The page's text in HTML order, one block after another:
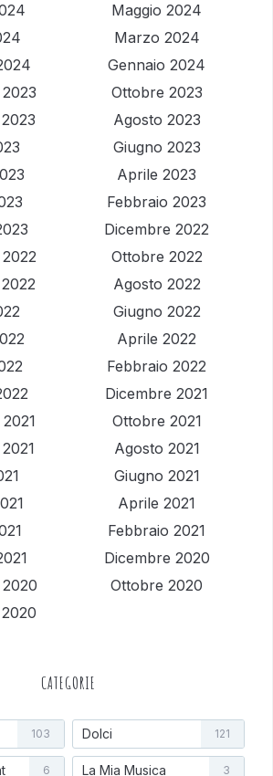
Maggio 2024
Marzo 2024
Gennaio 2024
Ottobre 2023
Agosto 2023
Giugno 2023
Aprile 2023
Febbraio 2023
Dicembre 2022
Ottobre 2022
Agosto 2022
Giugno 2022
Aprile 2022
Febbraio 2022
Dicembre 2021
Ottobre 2021
Agosto 2021
Giugno 2021
Aprile 2021
Febbraio 2021
Dicembre 2020
Ottobre 2020
CATEGORIE
103 Dolci 121
6 La Mia Musica 3